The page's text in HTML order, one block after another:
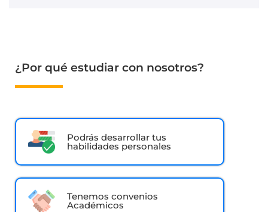
¿Por qué estudiar con nosotros?
Podrás desarrollar tus
habilidades personales
Tenemos convenios
Académicos